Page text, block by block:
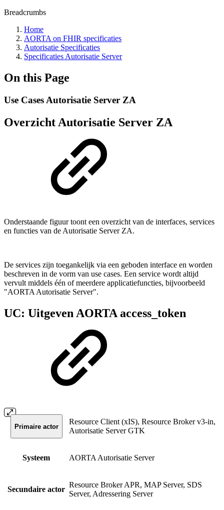
Breadcrumbs
Home
AORTA on FHIR specificaties
Autorisatie Specificaties
Specificaties Autorisatie Server
On this Page
Use Cases Autorisatie Server ZA
Overzicht Autorisatie Server ZA
Onderstaande figuur toont een overzicht van de interfaces, services
en functies van de Autorisatie Server ZA.
De services zijn toegankelijk via een geboden interface en worden
beschreven in de vorm van use cases. Een service wordt altijd
vervult middels één of meerdere applicatiefuncties, bijvoorbeeld
"AORTA Autorisatie Server".
UC: Uitgeven AORTA access_token
Primaire actor
Resource Client (xIS), Resource Broker v3-in,
Autorisatie Server GTK
Systeem AORTA Autorisatie Server
Secundaire actor
Resource Broker APR, MAP Server, SDS
Server, Adressering Server